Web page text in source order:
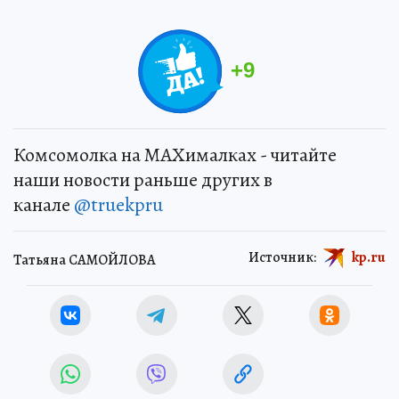
+9
Комсомолка на MAXималках - читайте
наши новости раньше других в
канале @truekpru
Татьяна САМОЙЛОВА Источник: kp.ru